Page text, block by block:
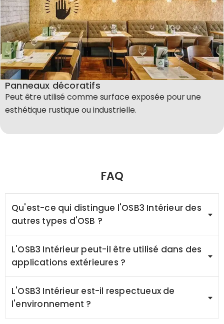
Panneaux décoratifs
Peut être utilisé comme surface exposée pour une
esthétique rustique ou industrielle.
FAQ
Qu'est-ce qui distingue l'OSB3 Intérieur des
autres types d'OSB ?
L'OSB3 Intérieur peut-il être utilisé dans des
applications extérieures ?
L'OSB3 Intérieur est-il respectueux de
l'environnement ?